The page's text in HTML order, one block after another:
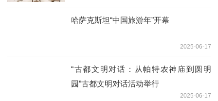
哈萨克斯坦“中国旅游年”开幕
2025-06-17
“古都文明对话：从帕特农神庙到圆明
园”古都文明对话活动举行
2025-06-17